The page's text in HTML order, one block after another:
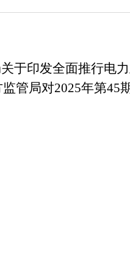
关于印发全面推行电
管局对2025年第45